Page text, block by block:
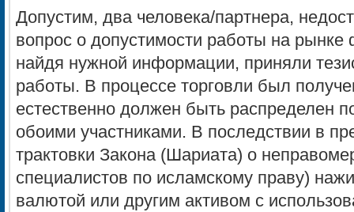
Допустим, два человека/партнера,
вопрос о допустимости работы на рынке
найдя нужной информации, приняли
работы. В процессе торговли был
естественно должен быть распределен
обоими участниками. В последствии в
трактовки Закона (Шариата) о
специалистов по исламскому праву)
валютой или другим активом с